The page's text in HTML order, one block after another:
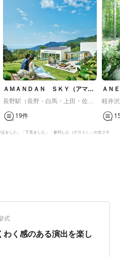
ＡＭＡＮＤＡＮ ＳＫＹ（アマン
ダンスカイ）
長野駅（長野・白馬・上田・佐
久）
19件
ＡＮ
リ 軽
軽井
をした」「下見をした」「参列した（ゲスト）」の全クチ
式
わく感のある演出を楽し